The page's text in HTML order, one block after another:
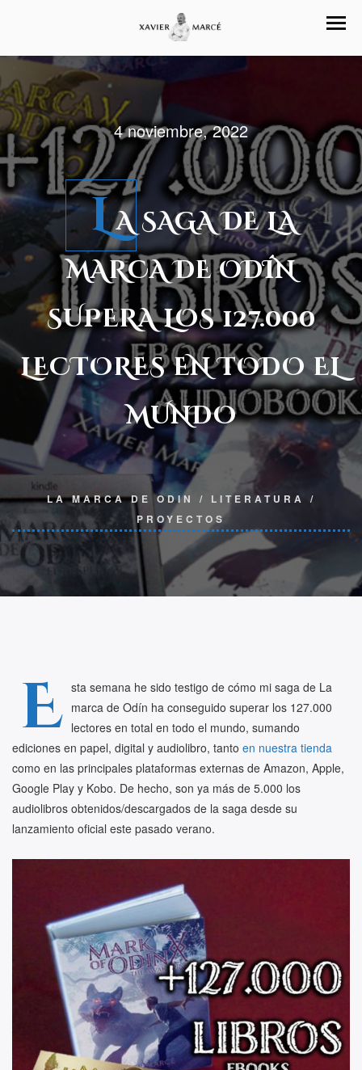
4 noviembre, 2022
LA SAGA DE LA
MARCA DE ODÍN
SUPERA LOS 127.000
LECTORES EN TODO EL
MUNDO
LA MARCA DE ODIN / LITERATURA
/
PROYECTOS
E sta semana he sido testigo de cómo mi saga de La
marca de Odín ha conseguido superar los 127.000
lectores en total en todo el mundo, sumando
ediciones en papel, digital y audiolibro, tanto en nuestra tienda
como en las principales plataformas externas de Amazon, Apple,
Google Play y Kobo. De hecho, son ya más de 5.000 los
audiolibros obtenidos/descargados de la saga desde su
lanzamiento oficial este pasado verano.